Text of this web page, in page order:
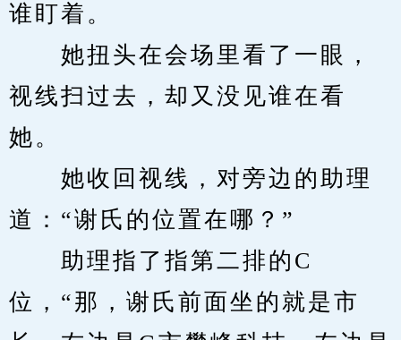
谁盯着。
她扭头在会场里看了一眼，
视线扫过去，却又没见谁在看
她。
她收回视线，对旁边的助理
道：“谢氏的位置在哪？”
助理指了指第二排的C
位，“那，谢氏前面坐的就是市